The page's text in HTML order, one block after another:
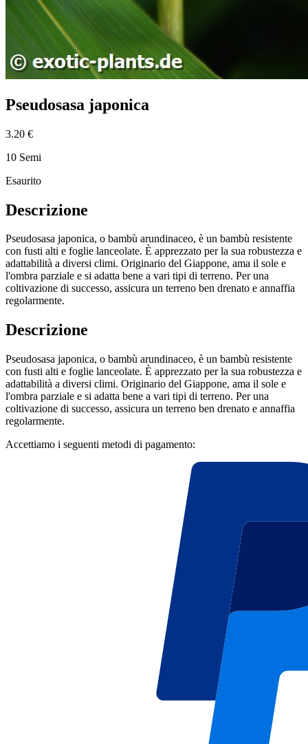
Pseudosasa japonica
3.20 €
10 Semi
Esaurito
Descrizione
Pseudosasa japonica, o bambù arundinaceo, è un bambù resistente
con fusti alti e foglie lanceolate. È apprezzato per la sua robustezza e
adattabilità a diversi climi. Originario del Giappone, ama il sole e
l'ombra parziale e si adatta bene a vari tipi di terreno. Per una
coltivazione di successo, assicura un terreno ben drenato e annaffia
regolarmente.
Descrizione
Pseudosasa japonica, o bambù arundinaceo, è un bambù resistente
con fusti alti e foglie lanceolate. È apprezzato per la sua robustezza e
adattabilità a diversi climi. Originario del Giappone, ama il sole e
l'ombra parziale e si adatta bene a vari tipi di terreno. Per una
coltivazione di successo, assicura un terreno ben drenato e annaffia
regolarmente.
Accettiamo i seguenti metodi di pagamento: